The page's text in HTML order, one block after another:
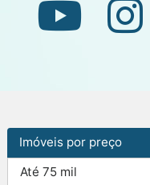
Imóveis por preço
Até 75 mil